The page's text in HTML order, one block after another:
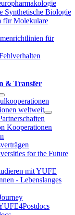
Synthetische Biologie
für Molekulare
für
& Transfer
weltweit
Kooperationen
for the Future
mit YUFE
- Lebenslanges